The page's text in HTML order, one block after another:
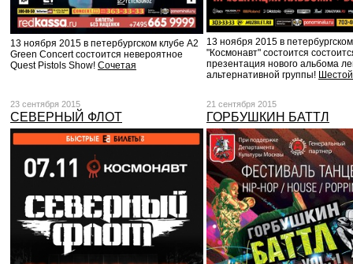
13 ноября 2015 в петербургском клубе А2
Green Сoncert состоится невероятное
Quest Pistols Show! Сочетая
13 ноября 2015 в
"Космонавт" состоится
презентация нового альбома
альтернативной группы! Шестой
23 сентября 2015
СЕВЕРНЫЙ ФЛОТ
21 сентября 2015
ГОРБУШКИН БАТТЛ